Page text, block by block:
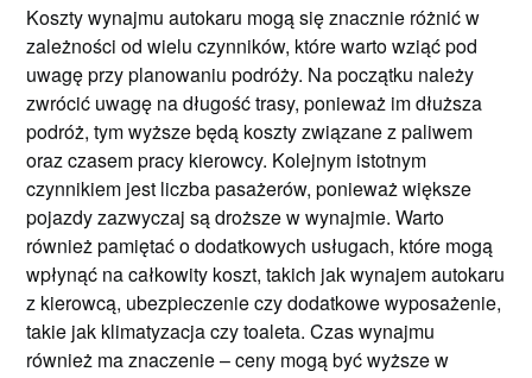
Koszty wynajmu autokaru mogą się znacznie różnić w
zależności od wielu czynników, które warto wziąć pod
uwagę przy planowaniu podróży. Na początku należy
zwrócić uwagę na długość trasy, ponieważ im dłuższa
podróż, tym wyższe będą koszty związane z paliwem
oraz czasem pracy kierowcy. Kolejnym istotnym
czynnikiem jest liczba pasażerów, ponieważ większe
pojazdy zazwyczaj są droższe w wynajmie. Warto
również pamiętać o dodatkowych usługach, które mogą
wpłynąć na całkowity koszt, takich jak wynajem autokaru
z kierowcą, ubezpieczenie czy dodatkowe wyposażenie,
takie jak klimatyzacja czy toaleta. Czas wynajmu
również ma znaczenie – ceny mogą być wyższe w